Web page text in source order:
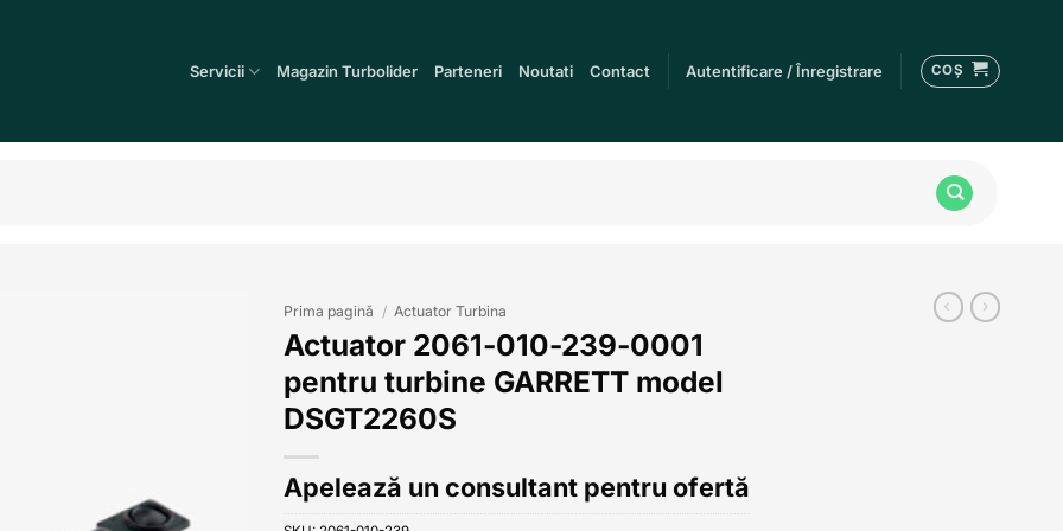
Servicii Magazin Turbolider Parteneri Noutati Contact Autentificare / Înregistrare COȘ
Prima pagină / Actuator Turbina
Actuator 2061-010-239-0001
pentru turbine GARRETT model
DSGT2260S
Apelează un consultant pentru ofertă